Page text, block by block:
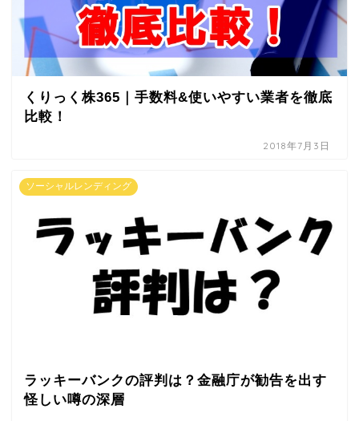
くりっく株365｜手数料&使いやすい業者を徹底
比較！
2018年7月3日
ソーシャルレンディング
ラッキーバンクの評判は？金融庁が勧告を出す
怪しい噂の深層